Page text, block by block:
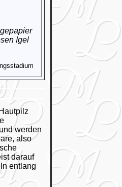
Igel
werden
also
darauf
entlang